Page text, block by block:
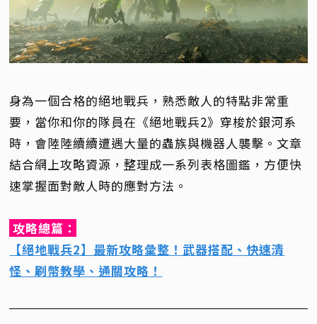
身為一個合格的絕地戰兵，熟悉敵人的特點非常重
要，當你和你的隊員在《絕地戰兵2》穿梭於銀河系
時，會陸陸續續遭遇大量的蟲族與機器人襲擊。文章
結合網上攻略資源，整理成一系列表格圖鑑，方便快
速掌握面對敵人時的應對方法。
攻略總篇：
【絕地戰兵2】最新攻略彙整！武器搭配、快速清
怪、刷幣教學、通關攻略！